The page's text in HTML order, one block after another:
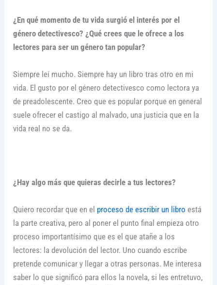
¿En qué momento de tu vida surgió el interés por el
género detectivesco? ¿Qué crees que le ofrece a los
lectores para ser un género tan popular?
Siempre leí mucho. Siempre hay un libro tras otro en mi
vida. El gusto por el género detectivesco como lectora ya
de preadolescente. Creo que es popular porque en general
suele ofrecer el castigo al malvado, una justicia que en la
vida real no se da.
¿Hay algo más que quieras decirle a tus lectores?
Quiero recordar que en el proceso de escribir un libro está
la parte creativa, pero al poner el punto final empieza otro
proceso importantísimo que es el que atañe a los
lectores: la devolución del lector. Uno cuando escribe
pretende comunicar y llegar a otras personas. Me interesa
saber lo que significó para ellos la novela, si les entretuvo,